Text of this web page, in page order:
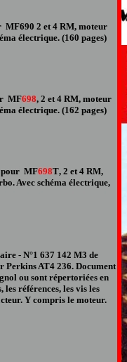
MF690 2 et 4 RM, moteur
électrique. (160 pages)
MF698, 2 et 4 RM, moteur
électrique. (162 pages)
MF698T, 2 et 4 RM,
. Avec schéma électrique,
- N°1 637 142 M3 de
Perkins AT4 236.Document
ou sont répertoriées en
les références, les vis les
Y compris le moteur.